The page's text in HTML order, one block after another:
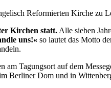
Reformierten Kirche zu
Kirchen statt.Alle sieben
uns!« so lautet das Motto
Tagungsort auf dem
Berliner Dom und in